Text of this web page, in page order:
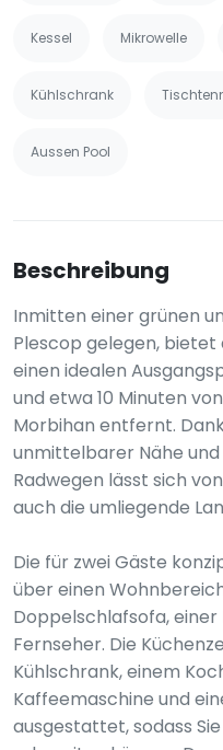
Kessel Mikrowelle
Kühlschrank
Aussen Pool
Beschreibung
Inmitten einer grünen
Plescop gelegen,
einen idealen
und etwa 10 Minuten
Morbihan entfernt.
unmittelbarer Nähe
Radwegen lässt sich
auch die umliegende
Die für zwei Gäste
über einen
Doppelschlafsofa, einer
Fernseher. Die
Kühlschrank, einem
Kaffeemaschine und
ausgestattet, sodass